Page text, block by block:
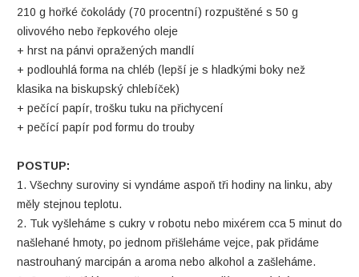
210 g hořké čokolády (70 procentní) rozpuštěné s 50 g
olivového nebo řepkového oleje
+ hrst na pánvi opražených mandlí
+ podlouhlá forma na chléb (lepší je s hladkými boky než
klasika na biskupský chlebíček)
+ pečící papír, trošku tuku na přichycení
+ pečící papír pod formu do trouby
POSTUP:
1. Všechny suroviny si vyndáme aspoň tři hodiny na linku, aby
měly stejnou teplotu.
2. Tuk vyšleháme s cukry v robotu nebo mixérem cca 5 minut do
našlehané hmoty, po jednom přišleháme vejce, pak přidáme
nastrouhaný marcipán a aroma nebo alkohol a zašleháme.